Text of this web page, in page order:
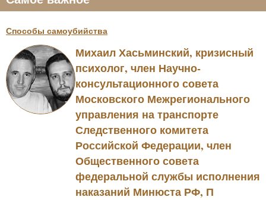
Способы самоубийства
Михаил Хасьминский, кризисный
психолог, член Научно-
консультационного совета
Московского Межрегионального
управления на транспорте
Следственного комитета
Российской Федерации, член
Общественного совета
федеральной службы исполнения
наказаний Минюста РФ, П